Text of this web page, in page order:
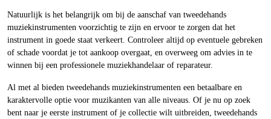
Natuurlijk is het belangrijk om bij de aanschaf van tweedehands
muziekinstrumenten voorzichtig te zijn en ervoor te zorgen dat het
instrument in goede staat verkeert. Controleer altijd op eventuele gebreken
of schade voordat je tot aankoop overgaat, en overweeg om advies in te
winnen bij een professionele muziekhandelaar of reparateur.
Al met al bieden tweedehands muziekinstrumenten een betaalbare en
karaktervolle optie voor muzikanten van alle niveaus. Of je nu op zoek
bent naar je eerste instrument of je collectie wilt uitbreiden, tweedehands